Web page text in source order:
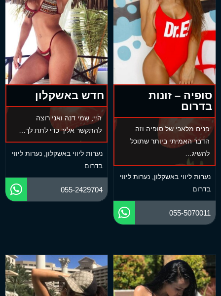
סופיה – זונות
בדרום
פנים מלאכי של סופיה וזה
הדבר האמיתי ביותר שתוכל
להשיג…
נערות ליווי באשקלון, נערות ליווי
בדרום
055-5070011
חדש באשקלון
היי, שמי דנה ואני רוצה
להתקשר אליך כדי לתת לך…
נערות ליווי באשקלון, נערות ליווי
בדרום
055-2429704